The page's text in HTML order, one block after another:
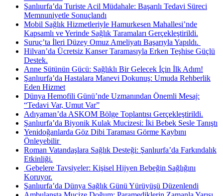
Şanlıurfa’da Turiste Acil Müdahale: Başarılı Tedavi Süreci
Memnuniyetle Sonuçlandı
Mobil Sağlık Hizmetleriyle Hamurkesen Mahallesi’nde
Kapsamlı ve Yerinde Sağlık Taramaları Gerçekleştirildi.
Suruç’ta İleri Düzey Omuz Ameliyatı Başarıyla Yapıldı. ​
Hilvan’da Ücretsiz Kanser Taramasıyla Erken Teşhise Güçlü
Destek.
Anne Sütünün Gücü: Sağlıklı Bir Gelecek İçin İlk Adım!
Şanlıurfa’da Hastalara Manevi Dokunuş: Umuda Rehberlik
Eden Hizmet
Dünya Hemofili Günü’nde Uzmanından Önemli Mesaj:
“Tedavi Var, Umut Var”
Adıyaman’da ASKOM Bölge Toplantısı Gerçekleştirildi.
Şanlıurfa’da Biyonik Kulak Mucizesi: İki Bebek Sesle Tanıştı
Yenidoğanlarda Göz Dibi Taraması Görme Kaybını
Önleyebilir ​
Roman Vatandaşlara Sağlık Desteği: Şanlıurfa’da Farkındalık
Etkinliği.
​ Gebelere Tavsiyeler: Kişisel Hijyen Bebeğin Sağlığını
Koruyor.
Şanlıurfa’da Dünya Sağlık Günü Yürüyüşü Düzenlendi